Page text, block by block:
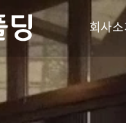
회사소
인사말
찾아오시는